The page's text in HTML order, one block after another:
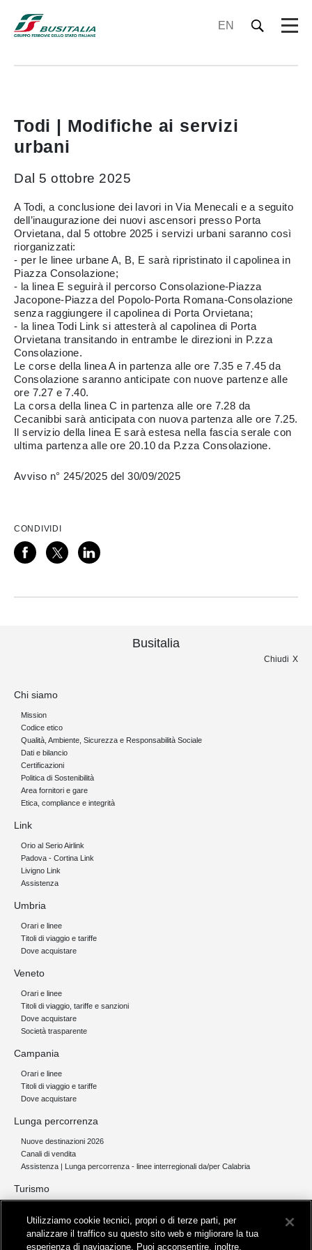
EN
Todi | Modifiche ai servizi
urbani
Dal 5 ottobre 2025
A Todi, a conclusione dei lavori in Via Menecali e a seguito
dell’inaugurazione dei nuovi ascensori presso Porta
Orvietana, dal 5 ottobre 2025 i servizi urbani saranno così
riorganizzati:
- per le linee urbane A, B, E sarà ripristinato il capolinea in
Piazza Consolazione;
- la linea E seguirà il percorso Consolazione-Piazza
Jacopone-Piazza del Popolo-Porta Romana-Consolazione
senza raggiungere il capolinea di Porta Orvietana;
- la linea Todi Link si attesterà al capolinea di Porta
Orvietana transitando in entrambe le direzioni in P.zza
Consolazione.
Le corse della linea A in partenza alle ore 7.35 e 7.45 da
Consolazione saranno anticipate con nuove partenze alle
ore 7.27 e 7.40.
La corsa della linea C in partenza alle ore 7.28 da
Cecanibbi sarà anticipata con nuova partenza alle ore 7.25.
Il servizio della linea E sarà estesa nella fascia serale con
ultima partenza alle ore 20.10 da P.zza Consolazione.
Avviso n° 245/2025 del 30/09/2025
CONDIVIDI
Busitalia
Chiudi
Chi siamo
Mission
Codice etico
Qualità, Ambiente, Sicurezza e Responsabilità Sociale
Dati e bilancio
Certificazioni
Politica di Sostenibilità
Area fornitori e gare
Etica, compliance e integrità
Link
Orio al Serio Airlink
Padova - Cortina Link
Livigno Link
Assistenza
Umbria
Orari e linee
Titoli di viaggio e tariffe
Dove acquistare
Veneto
Orari e linee
Titoli di viaggio, tariffe e sanzioni
Dove acquistare
Società trasparente
Campania
Orari e linee
Titoli di viaggio e tariffe
Dove acquistare
Lunga percorrenza
Nuove destinazioni 2026
Canali di vendita
Assistenza | Lunga percorrenza - linee interregionali da/per Calabria
Turismo
Servizi per aeroporti
Servizi di noleggio con conducente
Servizio di navigazione sul Lago Trasimeno
Utilizziamo cookie tecnici, propri o di terze parti, per
analizzare il traffico su questo sito web e migliorare la tua
esperienza di navigazione. Puoi acconsentire, inoltre,